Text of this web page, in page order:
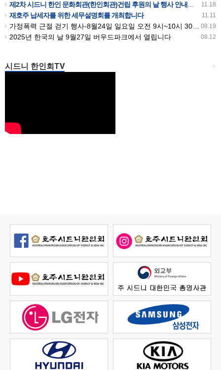
11.18
제2차 시드니 한인 문화회관(한인회관)건립 후원의 날 행사 안내입니다
11.11
재호주 납세자를 위한 세무설명회를 개최합니다
08.19
가정폭력 근절 걷기 행사-8월24일 일요일 오전 9시~10시 30분까지 버우드파크에서 있습니다
08.12
2025년 한국의 날 9월27일 버우드파크에서 열립니다
+
시드니 한인회TV